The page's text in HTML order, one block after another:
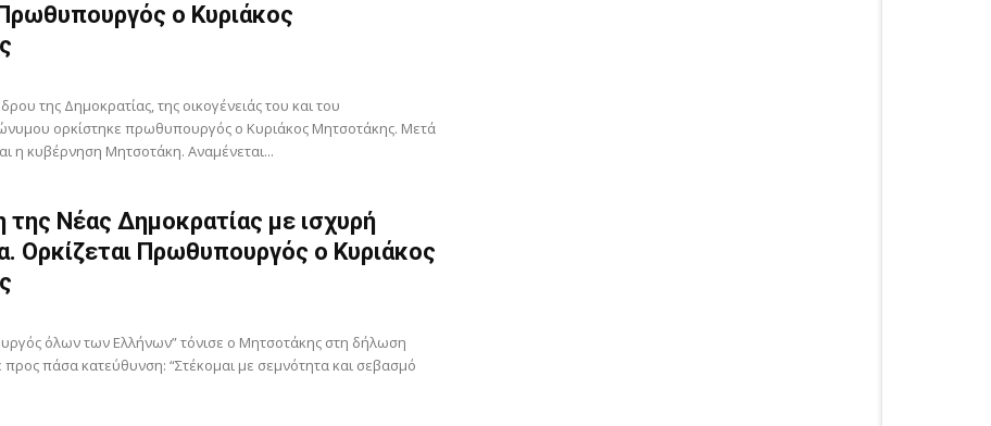
ο Κυριάκος
της Δημοκρατίας, της οικογένειάς του και του
ορκίστηκε πρωθυπουργός ο Κυριάκος Μητσοτάκης. Μετά
η κυβέρνηση Μητσοτάκη. Αναμένεται...
της Νέας Δημοκρατίας με ισχυρή
Ορκίζεται Πρωθυπουργός ο Κυριάκος
όλων των Ελλήνων” τόνισε ο Μητσοτάκης στη δήλωση
προς πάσα κατεύθυνση: “Στέκομαι με σεμνότητα και σεβασμό